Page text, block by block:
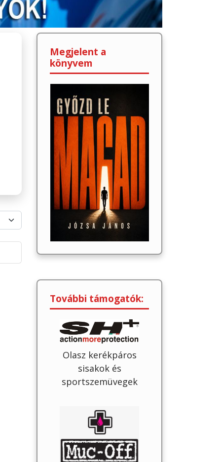
#
Megjelent a
könyvem
További támogatók:
Olasz kerékpáros
sisakok és
sportszemüvegek